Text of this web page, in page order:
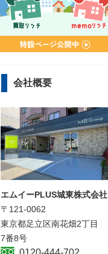
会社概要
エムイーPLUS城東株式会社
〒121-0062
東京都足立区南花畑2丁目
7番8号